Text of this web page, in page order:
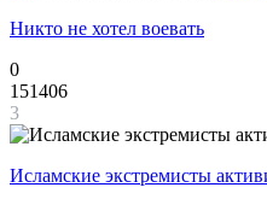
Никто не хотел воевать
0
151406
3
Исламские экстремисты